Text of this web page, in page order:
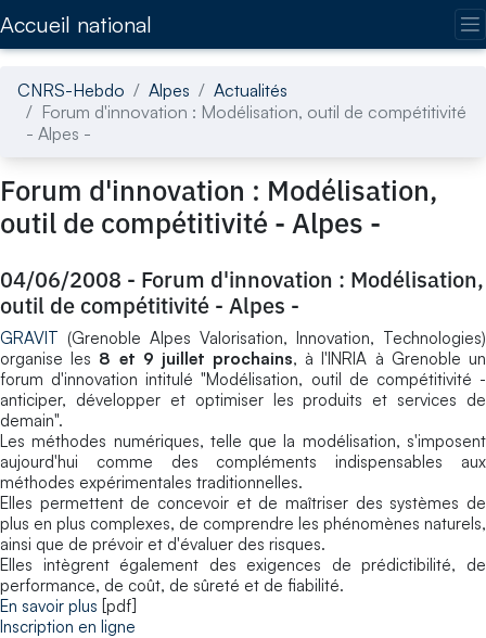
Accueil national
CNRS-Hebdo Alpes
Actualités
Forum d'innovation : Modélisation, outil de compétitivité
- Alpes -
Forum d'innovation : Modélisation,
outil de compétitivité - Alpes -
04/06/2008 - Forum d'innovation : Modélisation,
outil de compétitivité - Alpes -
GRAVIT (Grenoble Alpes Valorisation, Innovation, Technologies)
organise les 8 et 9 juillet prochains, à l'INRIA à Grenoble un
forum d'innovation intitulé "Modélisation, outil de compétitivité -
anticiper, développer et optimiser les produits et services de
demain".
Les méthodes numériques, telle que la modélisation, s'imposent
aujourd'hui comme des compléments indispensables aux
méthodes expérimentales traditionnelles.
Elles permettent de concevoir et de maîtriser des systèmes de
plus en plus complexes, de comprendre les phénomènes naturels,
ainsi que de prévoir et d'évaluer des risques.
Elles intègrent également des exigences de prédictibilité, de
performance, de coût, de sûreté et de fiabilité.
En savoir plus [pdf]
Inscription en ligne